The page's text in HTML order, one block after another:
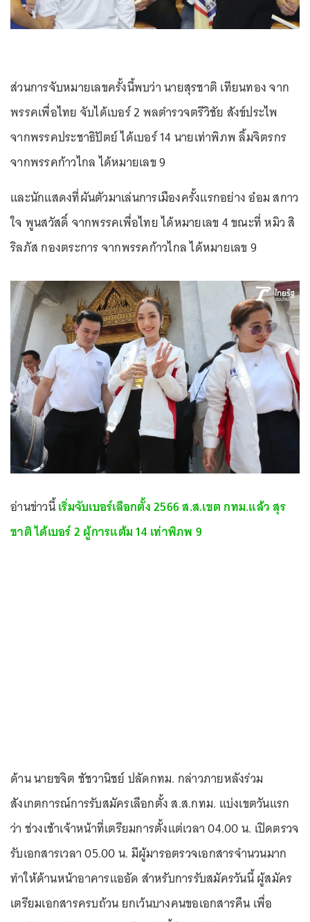
ส่วนการจับหมายเลขครั้งนี้พบว่า นายสุรชาติ เทียนทอง จาก
พรรคเพื่อไทย จับได้เบอร์ 2 พลตำรวจตรีวิชัย สังข์ประไพ
จากพรรคประชาธิปัตย์ ได้เบอร์ 14 นายเท่าพิภพ ลิ้มจิตรกร
จากพรรคก้าวไกล ได้หมายเลข 9
และนักแสดงที่ผันตัวมาเล่นการเมืองครั้งแรกอย่าง อ๋อม สกาว
ใจ พูนสวัสดิ์ จากพรรคเพื่อไทย ได้หมายเลข 4 ขณะที่ หมิว สิ
ริลภัส กองตระการ จากพรรคก้าวไกล ได้หมายเลข 9
อ่านข่าวนี้เริ่มจับเบอร์เลือกตั้ง 2566 ส.ส.เขต กทม.แล้ว สุร
ชาติ ได้เบอร์ 2 ผู้การแต้ม 14 เท่าพิภพ 9
ด้าน นายขจิต ชัชวานิชย์ ปลัดกทม. กล่าวภายหลังร่วม
สังเกตการณ์การรับสมัครเลือกตั้ง ส.ส.กทม. แบ่งเขตวันแรก
ว่า ช่วงเช้าเจ้าหน้าที่เตรียมการตั้งแต่เวลา 04.00 น. เปิดตรวจ
รับเอกสารเวลา 05.00 น. มีผู้มารอตรวจเอกสารจำนวนมาก
ทำให้ด้านหน้าอาคารแออัด สำหรับการรับสมัครวันนี้ ผู้สมัคร
เตรียมเอกสารครบถ้วน ยกเว้นบางคนขอเอกสารคืน เพื่อ